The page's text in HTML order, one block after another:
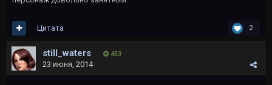
2
Цитата
still_waters 453
23 июня, 2014